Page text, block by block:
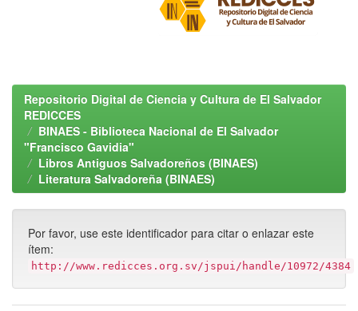
Repositorio Digital de Ciencia y Cultura de El Salvador
REDICCES
BINAES - Biblioteca Nacional de El Salvador
"Francisco Gavidia"
Libros Antiguos Salvadoreños (BINAES)
Literatura Salvadoreña (BINAES)
Por favor, use este identificador para citar o enlazar este
ítem:
http://www.redicces.org.sv/jspui/handle/10972/4384